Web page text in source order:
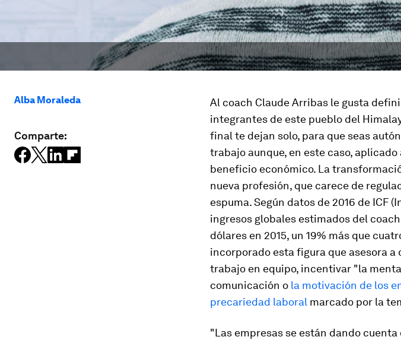
Alba Moraleda
Comparte:
Al coach Claude Arribas le gusta
integrantes de este pueblo del
final te dejan solo, para que seas
trabajo aunque, en este caso,
beneficio económico. La
nueva profesión, que carece de
espuma. Según datos de 2016 de ICF
ingresos globales estimados del
dólares en 2015, un 19% más que
incorporado esta figura que asesora
trabajo en equipo, incentivar "la
comunicación o la motivación de los
precariedad laboral marcado por la
"Las empresas se están dando